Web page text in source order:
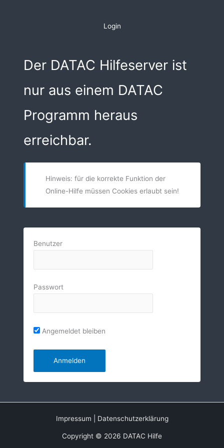
Login
Der DATAC Hilfeserver ist
nur aus einem DATAC
Programm heraus
erreichbar.
Hinweis: für die korrekte Funktion der
Online-Hilfe müssen Cookies erlaubt sein!
Benutzer
Passwort
Angemeldet bleiben
Impressum Datenschutzerklärung
Copyright © 2026 DATAC Hilfe